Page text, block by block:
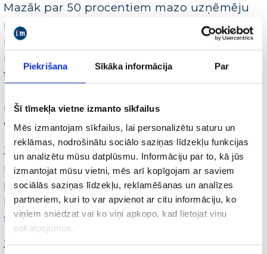
Piekrišana Sīkāka informācija Par
Šī tīmekļa vietne izmanto sīkfailus
Mēs izmantojam sīkfailus, lai personalizētu saturu un
reklāmas, nodrošinātu sociālo saziņas līdzekļu funkcijas
un analizētu mūsu datplūsmu. Informāciju par to, kā jūs
izmantojat mūsu vietni, mēs arī kopīgojam ar saviem
sociālās saziņas līdzekļu, reklamēšanas un analīzes
partneriem, kuri to var apvienot ar citu informāciju, ko
viņiem sniedzat vai ko viņi apkopo, kad lietojat viņu
pakalpojumus.
Mazāk par 50 procentiem mazo uzņēmēju
piezemēšanās lapām ir uzstādīta konversiju
izsekošanas iespēja. WordStream min, ka šis
ir kritisks moments, kas obligāti jāizlabo, ne
tikai lai piesaistītu “pareizos” apmeklētājus
rīcību lapā un saprastu kampaņas kopējo
vērtību.
Ja Jūsu vēlaties uzlabot AdWords kampaņu
rezultātus un piesaistīt vairāk klientu,
piesakieties uz bezmaksas konsultāciju.
Pieteikumu sūtiet uz e-pastu:
sv@imarketings.lv
Ja vēlaties palielināt klientu skaitu, ko